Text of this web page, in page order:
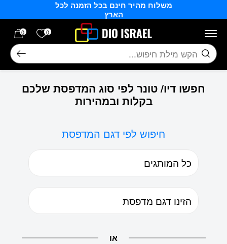
משלוח מהיר חינם בכל הזמנה לכל
הארץ
0 הרשימה
0
חיפוש
חפשו דיו/ טונר לפי סוג המדפסת שלכם
בקלות ובמהירות
חיפוש לפי דגם המדפסת
או